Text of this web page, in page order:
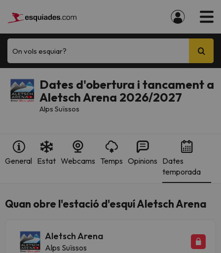
On vols esquiar?
Dates d'obertura i tancament a
Aletsch Arena 2026/2027
Alps Suïssos
General Estat Webcams Temps Opinions Dates
temporada
Quan obre l'estació d'esquí Aletsch Arena
Aletsch Arena
Alps Suïssos